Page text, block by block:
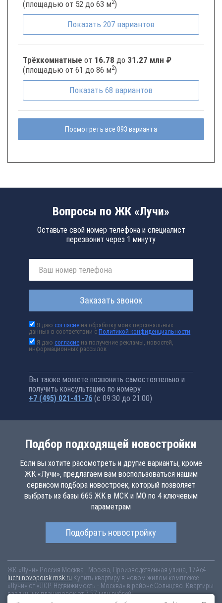
(площадью от 52 до 63 м2)
Показать 207 вариантов
Трёхкомнатные от 16.78 до 31.27 млн ₽
(площадью от 61 до 86 м2)
Показать 68 вариантов
Посмотреть все 893 варианта
Вопросы по ЖК «Лучи»
Оставьте свой номер телефона и специалист
перезвонит через 1 минуту
Заказать звонок
Я даюсогласие на обработку моих персональных
данных в соответствии сПолитикой конфиденциальности
Я даюсогласие на получение рекламы, новостей,
информационных рассылок
Вы также можете позвонить самостоятельно и
получить консультацию по номеру
+7 (495) 021-41-76 (с 09:30 до 21:00)
Подбор подходящей новостройки
Если вы хотите рассмотреть и другие варианты, кроме
ЖК «Лучи», предлагаем вам воспользоваться нашим
сервисом подбора новостроек, который позволяет
выбрать из базы 665 ЖК в МСК и МО по 4 ключевым
параметрам
Подобрать новостройку
ЖК «Лучи» Россия Москва
, Москва, Производственная улица, 17Ас4
luchi.novopoisk.msk.ru Купить квартиру в новом жилом комплексе
«Лучи» от «ЛСР. Недвижимость - Москва» в районе Солнцево. Квартиры
различных планировок от 7.57 млн рублей!